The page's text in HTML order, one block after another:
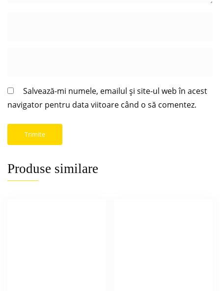
Salvează-mi numele, emailul și site-ul web în acest
navigator pentru data viitoare când o să comentez.
Produse similare